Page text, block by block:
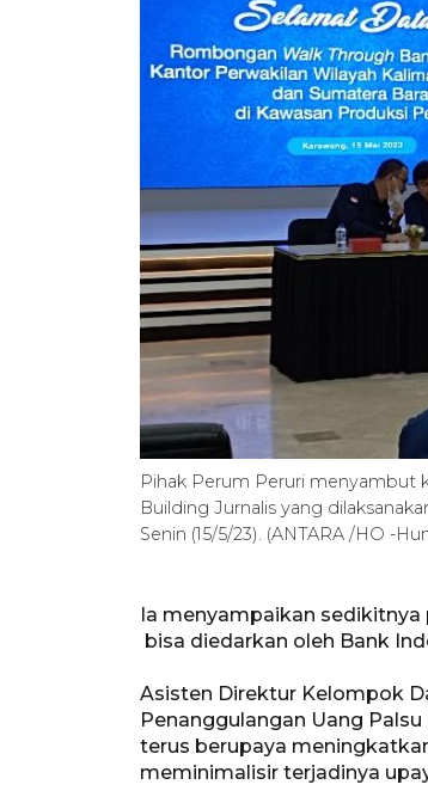
Pihak Perum Peruri menyambut
Building Jurnalis yang
Senin (15/5/23). (ANTARA /HO -
Ia menyampaikan sedikitnya
bisa diedarkan oleh Bank
Asisten Direktur Kelompok
Penanggulangan Uang
terus berupaya
meminimalisir terjadinya